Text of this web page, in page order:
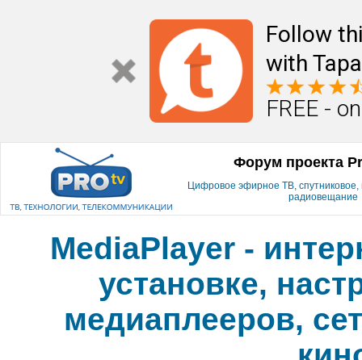
Follow
with
FREE -
Форум проекта
Цифровое эфирное ТВ, спутниковое,
радиовещание
MediaPlayer -
установке,
медиаплееров,